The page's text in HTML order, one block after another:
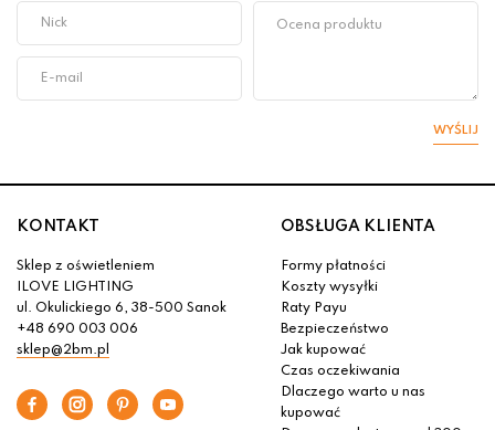
WYŚLIJ
KONTAKT
Sklep z oświetleniem
ILOVE LIGHTING
ul. Okulickiego 6, 38-500 Sanok
+48 690 003 006
sklep@2bm.pl
OBSŁUGA KLIENTA
Formy płatności
Koszty wysyłki
Raty Payu
Bezpieczeństwo
Jak kupować
Czas oczekiwania
Dlaczego warto u nas
kupować